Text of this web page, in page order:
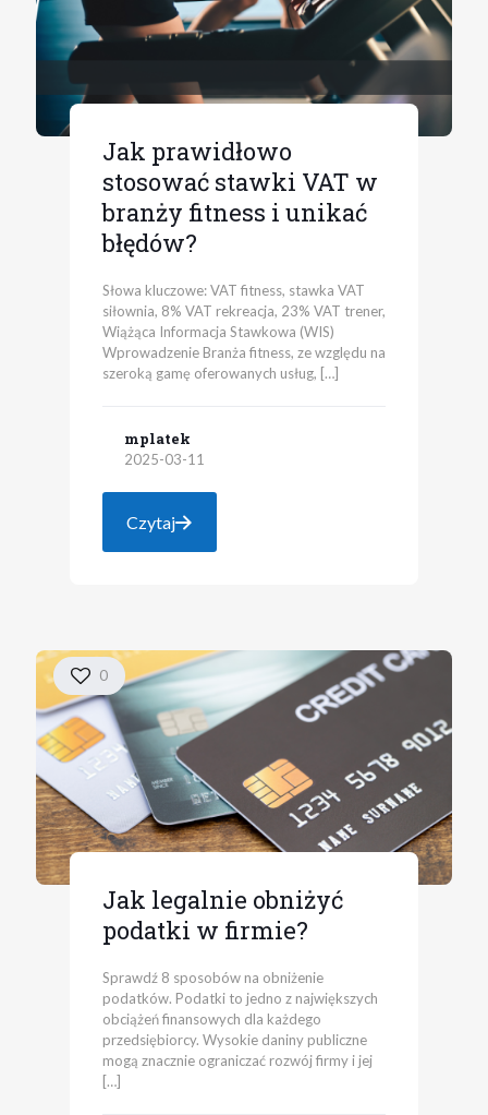
Jak prawidłowo
stosować stawki VAT w
branży fitness i unikać
błędów?
Słowa kluczowe: VAT fitness, stawka VAT
siłownia, 8% VAT rekreacja, 23% VAT trener,
Wiążąca Informacja Stawkowa (WIS)
Wprowadzenie Branża fitness, ze względu na
szeroką gamę oferowanych usług, […]
mplatek
2025-03-11
Czytaj
0
Jak legalnie obniżyć
podatki w firmie?
Sprawdź 8 sposobów na obniżenie
podatków. Podatki to jedno z największych
obciążeń finansowych dla każdego
przedsiębiorcy. Wysokie daniny publiczne
mogą znacznie ograniczać rozwój firmy i jej
[…]